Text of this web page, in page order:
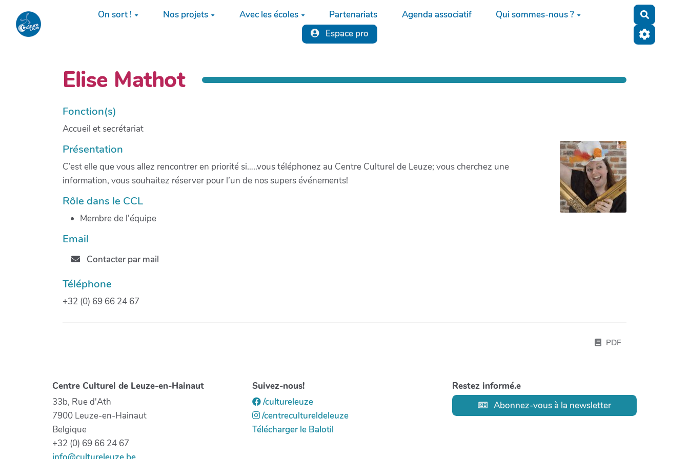
Aller au contenu principalOn sort ! Nos projets Avec les écoles Partenariats Agenda associatif
Qui sommes-nous ?
Espace pro
Elise Mathot
Fonction(s)
Accueil et secrétariat
Présentation
C’est elle que vous allez rencontrer en priorité si…..vous téléphonez au Centre Culturel de Leuze; vous cherchez une
information, vous souhaitez réserver pour l’un de nos supers événements!
Rôle dans le CCL
Membre de l'équipe
Email
Contacter par mail
Téléphone
+32 (0) 69 66 24 67
PDF
Centre Culturel de Leuze-en-Hainaut
33b, Rue d'Ath
7900 Leuze-en-Hainaut
Belgique
+32 (0) 69 66 24 67
Suivez-nous!
/cultureleuze
/centrecultureldeleuze
Télécharger le Balotil
Restez informé.e
Abonnez-vous à la newsletter